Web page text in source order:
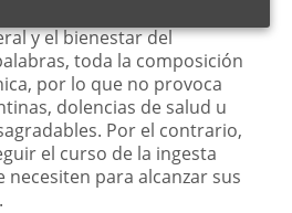
los niveles de energía, el
y el bienestar del
toda la composición
por lo que no provoca
dolencias de salud u
Por el contrario,
el curso de la ingesta
para alcanzar sus